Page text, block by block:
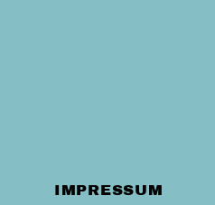
IMPRESSUM